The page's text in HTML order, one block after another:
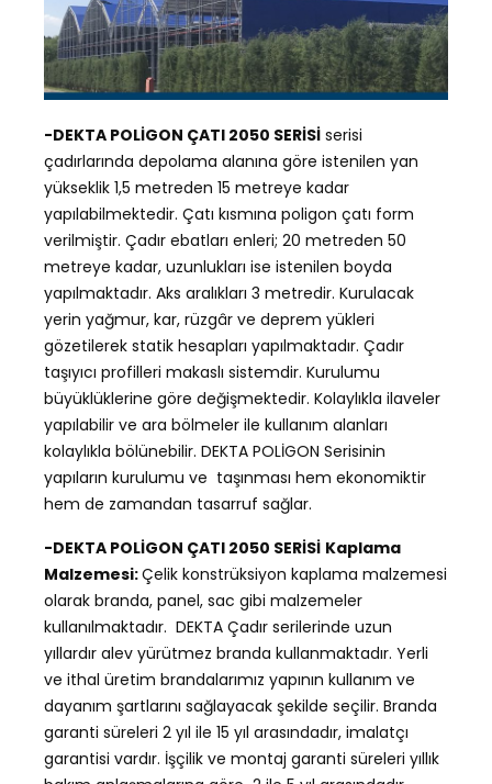
-DEKTA POLİGON ÇATI 2050 SERİSİ serisi
çadırlarında depolama alanına göre istenilen yan
yükseklik 1,5 metreden 15 metreye kadar
yapılabilmektedir. Çatı kısmına poligon çatı form
verilmiştir. Çadır ebatları enleri; 20 metreden 50
metreye kadar, uzunlukları ise istenilen boyda
yapılmaktadır. Aks aralıkları 3 metredir. Kurulacak
yerin yağmur, kar, rüzgâr ve deprem yükleri
gözetilerek statik hesapları yapılmaktadır. Çadır
taşıyıcı profilleri makaslı sistemdir. Kurulumu
büyüklüklerine göre değişmektedir. Kolaylıkla ilaveler
yapılabilir ve ara bölmeler ile kullanım alanları
kolaylıkla bölünebilir. DEKTA POLİGON Serisinin
yapıların kurulumu ve taşınması hem ekonomiktir
hem de zamandan tasarruf sağlar.
-DEKTA POLİGON ÇATI 2050 SERİSİ Kaplama
Malzemesi:Çelik konstrüksiyon kaplama malzemesi
olarak branda, panel, sac gibi malzemeler
kullanılmaktadır. DEKTA Çadır serilerinde uzun
yıllardır alev yürütmez branda kullanmaktadır. Yerli
ve ithal üretim brandalarımız yapının kullanım ve
dayanım şartlarını sağlayacak şekilde seçilir. Branda
garanti süreleri 2 yıl ile 15 yıl arasındadır, imalatçı
garantisi vardır. İşçilik ve montaj garanti süreleri yıllık